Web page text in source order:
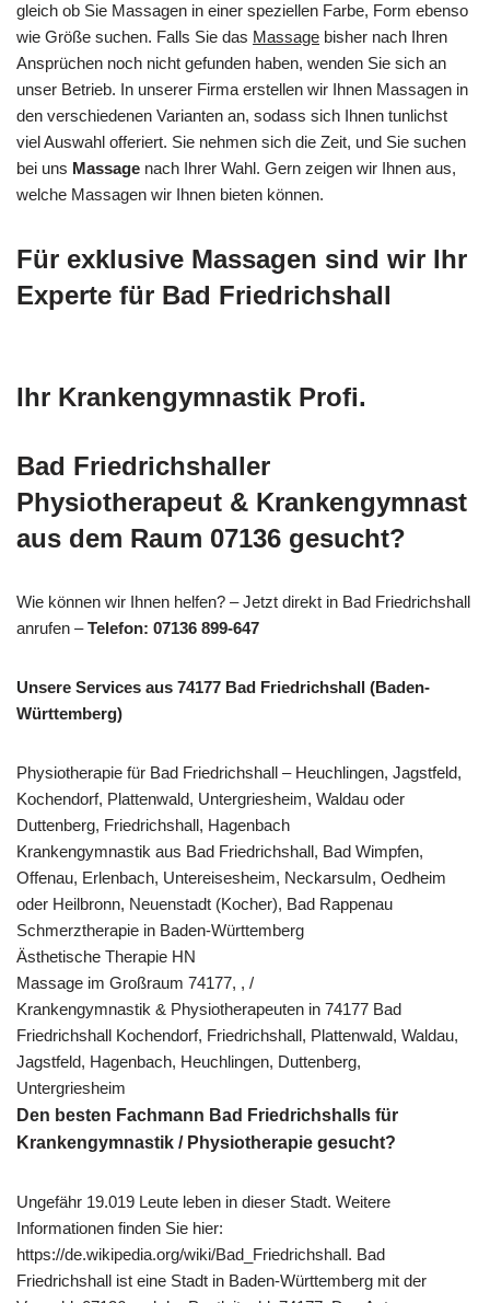
gleich ob Sie Massagen in einer speziellen Farbe, Form ebenso
wie Größe suchen. Falls Sie das Massage bisher nach Ihren
Ansprüchen noch nicht gefunden haben, wenden Sie sich an
unser Betrieb. In unserer Firma erstellen wir Ihnen Massagen in
den verschiedenen Varianten an, sodass sich Ihnen tunlichst
viel Auswahl offeriert. Sie nehmen sich die Zeit, und Sie suchen
bei uns Massage nach Ihrer Wahl. Gern zeigen wir Ihnen aus,
welche Massagen wir Ihnen bieten können.
Für exklusive Massagen sind wir Ihr
Experte für Bad Friedrichshall
Ihr Krankengymnastik Profi.
Bad Friedrichshaller
Physiotherapeut & Krankengymnast
aus dem Raum 07136 gesucht?
Wie können wir Ihnen helfen? – Jetzt direkt in Bad Friedrichshall
anrufen –Telefon: 07136 899-647
Unsere Services aus 74177 Bad Friedrichshall (Baden-
Württemberg)
Physiotherapie für Bad Friedrichshall – Heuchlingen, Jagstfeld,
Kochendorf, Plattenwald, Untergriesheim, Waldau oder
Duttenberg, Friedrichshall, Hagenbach
Krankengymnastik aus Bad Friedrichshall, Bad Wimpfen,
Offenau, Erlenbach, Untereisesheim, Neckarsulm, Oedheim
oder Heilbronn, Neuenstadt (Kocher), Bad Rappenau
Schmerztherapie in Baden-Württemberg
Ästhetische Therapie HN
Massage im Großraum 74177, , /
Krankengymnastik & Physiotherapeuten in 74177 Bad
Friedrichshall Kochendorf, Friedrichshall, Plattenwald, Waldau,
Jagstfeld, Hagenbach, Heuchlingen, Duttenberg,
Untergriesheim
Den besten Fachmann Bad Friedrichshalls für
Krankengymnastik / Physiotherapie gesucht?
Ungefähr 19.019 Leute leben in dieser Stadt. Weitere
Informationen finden Sie hier:
https://de.wikipedia.org/wiki/Bad_Friedrichshall. Bad
Friedrichshall ist eine Stadt in Baden-Württemberg mit der